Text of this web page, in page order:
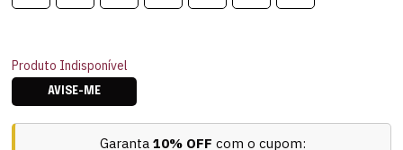
Produto Indisponível
AVISE-ME
Garanta 10% OFF com o cupom: